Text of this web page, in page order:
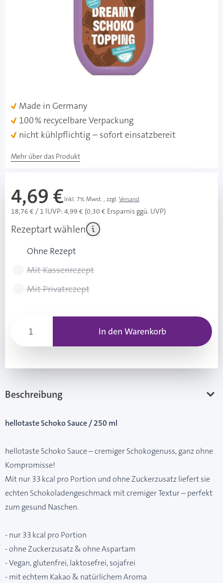
Lieferzeit 1-3 Werktage
nur 33 kcal pro Portion
ohne Zuckerzusatz & ohne Aspartam
vegan, glutenfrei, laktosefrei, sojafrei
Made in Germany
100 % recycelbare Verpackung
nicht kühlpflichtig – sofort einsatzbereit
Mehr über das Produkt
4,69 €Inkl. 7% Mwst. , zzgl. Versand
18,76 € / 1 lUVP: 4,99 € (0,30 € Ersparnis ggü. UVP)
Rezeptart wählen
Ohne Rezept
Mit Kassenrezept
Mit Privatrezept
In den Warenkorb
Beschreibung
hellotaste Schoko Sauce / 250 ml
hellotaste Schoko Sauce – cremiger Schokogenuss, ganz ohne
Kompromisse!
Mit nur 33 kcal pro Portion und ohne Zuckerzusatz liefert sie
echten Schokoladengeschmack mit cremiger Textur – perfekt
zum gesund Naschen.
- nur 33 kcal pro Portion
- ohne Zuckerzusatz & ohne Aspartam
- Vegan, glutenfrei, laktosefrei, sojafrei
- mit echtem Kakao & natürlichem Aroma